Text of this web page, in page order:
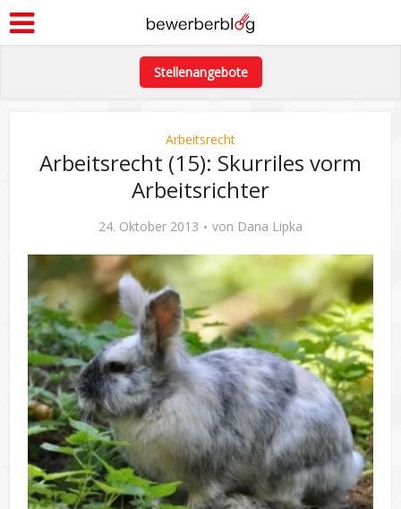
Stellenangebote
Arbeitsrecht
Arbeitsrecht (15): Skurriles vorm
Arbeitsrichter
24. Oktober 2013 von Dana Lipka